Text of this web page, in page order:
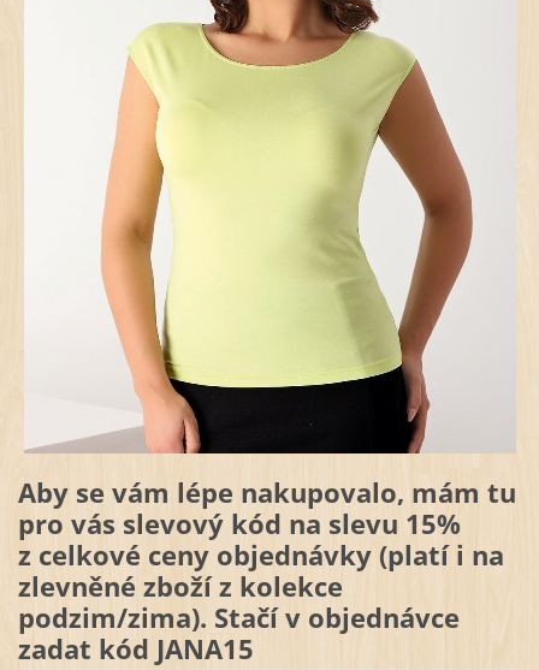
Aby se vám lépe nakupovalo, mám tu
pro vás slevový kód na slevu 15%
z celkové ceny objednávky (platí i na
zlevněné zboží z kolekce
podzim/zima). Stačí v objednávce
zadat kód JANA15